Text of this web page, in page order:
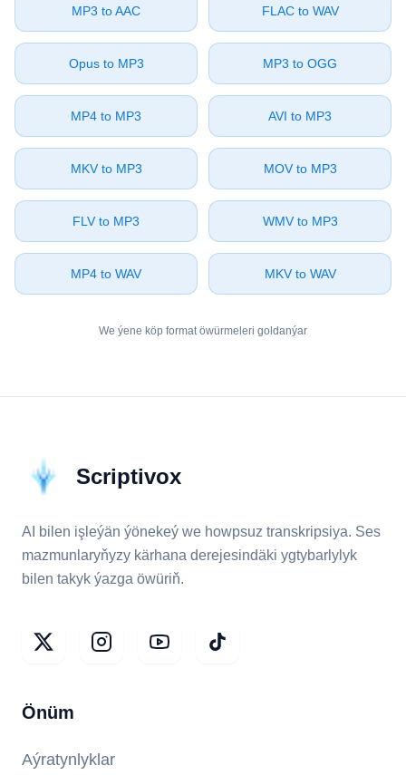
⁦MP3⁩ to ⁦AAC⁩ ⁦FLAC⁩ to ⁦WAV⁩
⁦Opus⁩ to ⁦MP3⁩ ⁦MP3⁩ to ⁦OGG⁩
⁦MP4⁩ to ⁦MP3⁩ ⁦AVI⁩ to ⁦MP3⁩
⁦MKV⁩ to ⁦MP3⁩ ⁦MOV⁩ to ⁦MP3⁩
⁦FLV⁩ to ⁦MP3⁩ ⁦WMV⁩ to ⁦MP3⁩
⁦MP4⁩ to ⁦WAV⁩ ⁦MKV⁩ to ⁦WAV⁩
We ýene köp format öwürmeleri goldanýar
Scriptivox
AI bilen işleýän ýönekeý we howpsuz transkripsiya. Ses
mazmunlaryňyzy kärhana derejesindäki ygtybarlylyk
bilen takyk ýazga öwüriň.
Önüm
Aýratynlyklar